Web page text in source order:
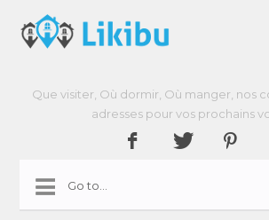
Que visiter, Où dormir, Où manger, nos
adresses pour vos prochains